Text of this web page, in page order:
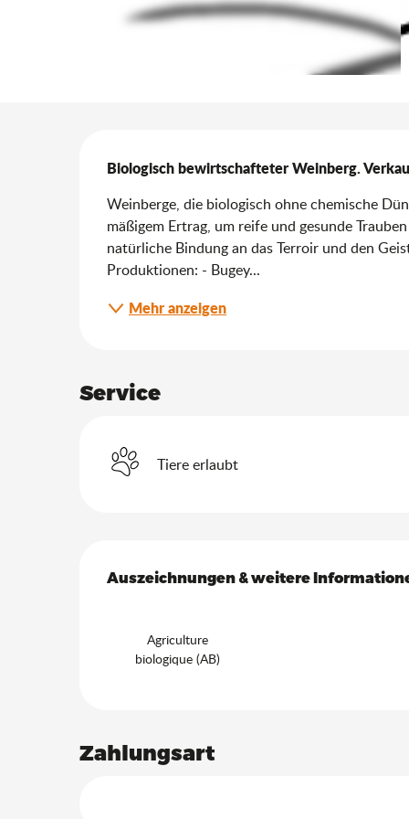
Biologisch bewirtschafteter Weinberg.
Weinberge, die biologisch ohne chemische
mäßigem Ertrag, um reife und gesunde
natürliche Bindung an das Terroir und den
Produktionen: - Bugey...
Mehr anzeigen
Service
Tiere erlaubt
Auszeichnungen & weitere
Auszeichnungen & weitere
Agriculture
biologique (AB)
Zahlungsart